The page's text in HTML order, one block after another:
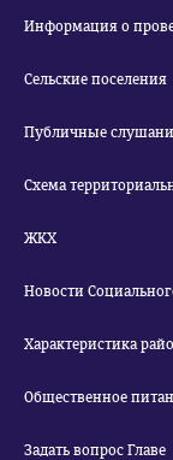
Информация о
Сельские поселения
Публичные
Схема
ЖКХ
Новости
Характеристика
Общественное
Задать вопрос Главе